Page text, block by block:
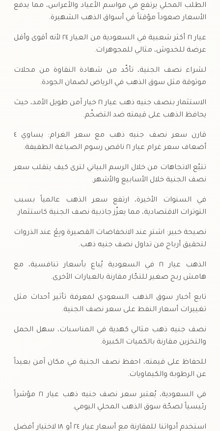
الطلب المحلي يرتفع في مواسم الأعياد والأعراس، مما يدفع
الأسعار صعوداً مؤقتاً في أسواق الذهب الشهيرة.
عيار ٢١ أكثر شعبية في السعودية من العيار ٢٤ لأنه أقوى وأقل
عرضة للخدوش، مثالي للمجوهرات.
لشراء نصف الجنية، تأكّد من شهادة النقاوة من محلات
موثوقة مثل سوق الذهب في الرياض لضمان الجودة.
الاستثمار بنصف جنيه ذهب عيار ٢١ خيار آمن طويل الأمد، حيث
يحافظ الذهب على قيمته ضد التضخّم.
قارن سعر نصف جنيه ذهب مع سعر الغرام: يساوي ٤
أضعاف سعر غرام عيار ٢١ ناقص رسوم الصياغة الطفيفة.
تتبّع الاتجاهات من خلال الرسم البياني لترى كيف يتقلب سعر
نصف الجنية خلال الأسابيع والأشهر.
في السنوات الأخيرة، ارتفع سعر الذهب عالمياً بسبب
التوترات الاقتصادية، مما يعزّز جاذبية نصف الجنية كاستثمار.
نصيحة خبير: اشترِ عند الانخفاضات القصيرة وبِعْ عند الذروات
لتحقيق أرباح من تداول نصف جنيه ذهب.
الذهب عيار ٢١ في السعودية يُباع بأسعار تنافسية، مع
هامش ربح صغير للتجّار مقارنة بالعيارات الأخرى.
تابع أخبار سوق الذهب السعودي لمعرفة تأثير أحداث مثل
تغييرات أسعار النفط على سعر نصف الجنية.
نصف جنيه ذهب مثالي كهدية في المناسبات، سهل الحمل
والتخزين مقارنة بالكميات الكبيرة.
للحفاظ على قيمته، احفظ نصف الجنية في مكان آمن بعيداً
عن الرطوبة والكيماويات.
في السعودية، يُعتبر سعر نصف جنيه ذهب عيار ٢١ مؤشراً
رئيسياً لصحّة سوق الذهب المحلي اليومي.
استخدم أدواتنا للمقارنة مع أسعار عيار ٢٤ أو ١٨ لاختيار أفضل